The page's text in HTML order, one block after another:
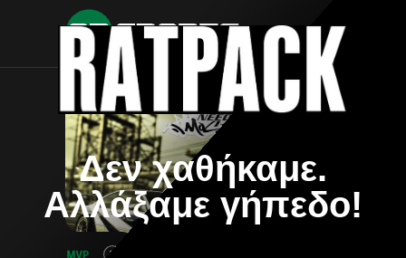
Δεν χαθήκαμε.
Αλλάξαμε γήπεδο!